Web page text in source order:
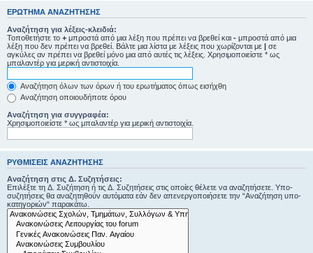
ΕΡΏΤΗΜΑ ΑΝΑΖΉΤΗΣΗΣ
Αναζήτηση για λέξεις-κλειδιά:
Τοποθετήστε το + μπροστά από μια λέξη που πρέπει να βρεθεί και - μπροστά από μια
λέξη που δεν πρέπει να βρεθεί. Βάλτε μια λίστα με λέξεις που χωρίζονται με | σε
αγκύλες αν πρέπει να βρεθεί μόνο μια από αυτές τις λέξεις. Χρησιμοποιείστε * ως
μπαλαντέρ για μερική αντιστοιχία.
Αναζήτηση όλων των όρων ή του ερωτήματος όπως εισήχθη
Αναζήτηση οποιουδήποτε όρου
Αναζήτηση για συγγραφέα:
Χρησιμοποιείστε * ως μπαλαντέρ για μερική αντιστοιχία.
ΡΥΘΜΊΣΕΙΣ ΑΝΑΖΉΤΗΣΗΣ
Αναζήτηση στις Δ. Συζητήσεις:
Επιλέξτε τη Δ. Συζήτηση ή τις Δ. Συζητήσεις στις οποίες θέλετε να αναζητήσετε. Υπο-
συζητήσεις θα αναζητηθούν αυτόματα εάν δεν απενεργοποιήσετε την “Αναζήτηση υπο-
κατηγοριών“ παρακάτω.